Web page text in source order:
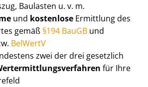
Baulasten u. v. m.
und kostenlose Ermittlung des
gemäß §194 BauGB und
BelWertV
zwei der drei gesetzlich
für Ihre